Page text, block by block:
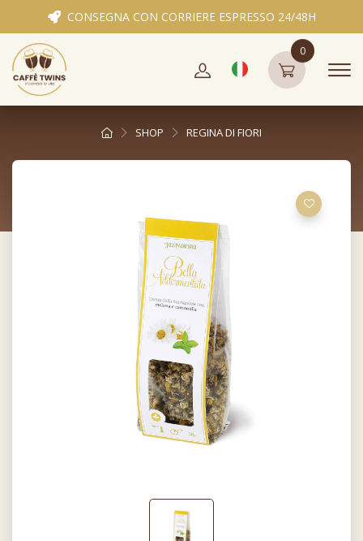
CONSEGNA CON CORRIERE ESPRESSO 24/48H
0
SHOP REGINA DI FIORI